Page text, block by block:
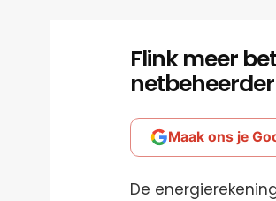
Flink meer
netbeheerder
Maak ons je
De